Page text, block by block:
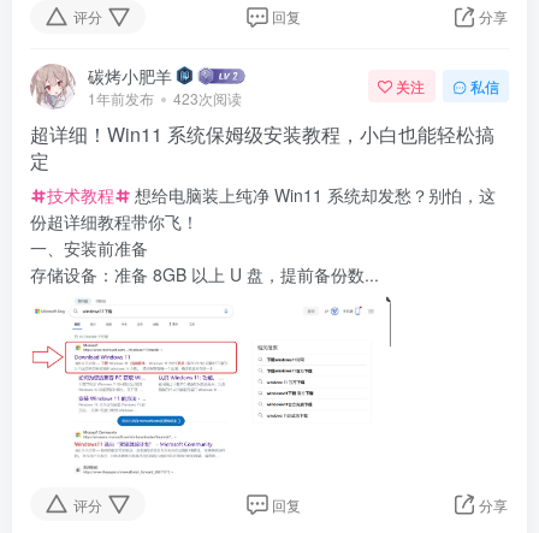
评分 回复 分享
碳烤小肥羊
1年前发布 423次阅读
关注 私信
超详细！Win11 系统保姆级安装教程，小白也能轻松搞
定
技术教程
想给电脑装上纯净 Win11 系统却发愁？别怕，这
份超详细教程带你飞！
一、安装前准备
存储设备：准备 8GB 以上 U 盘，提前备份数...
评分 回复 分享